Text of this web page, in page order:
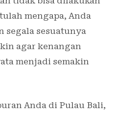
mengapa, Anda
segala sesuatunya
agar kenangan
menjadi semakin
Anda di Pulau Bali,